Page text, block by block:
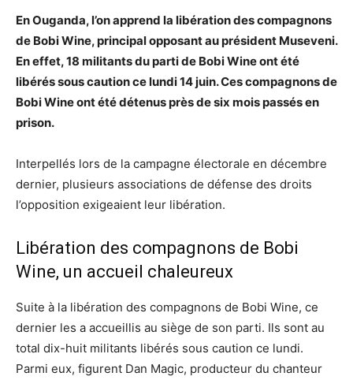
En Ouganda, l’on apprend la libération des compagnons
de Bobi Wine, principal opposant au président Museveni.
En effet, 18 militants du parti de Bobi Wine ont été
libérés sous caution ce lundi 14 juin. Ces compagnons de
Bobi Wine ont été détenus près de six mois passés en
prison.
Interpellés lors de la campagne électorale en décembre
dernier, plusieurs associations de défense des droits
l’opposition exigeaient leur libération.
Libération des compagnons de Bobi
Wine, un accueil chaleureux
Suite à la libération des compagnons de Bobi Wine, ce
dernier les a accueillis au siège de son parti. Ils sont au
total dix-huit militants libérés sous caution ce lundi.
Parmi eux, figurent Dan Magic, producteur du chanteur